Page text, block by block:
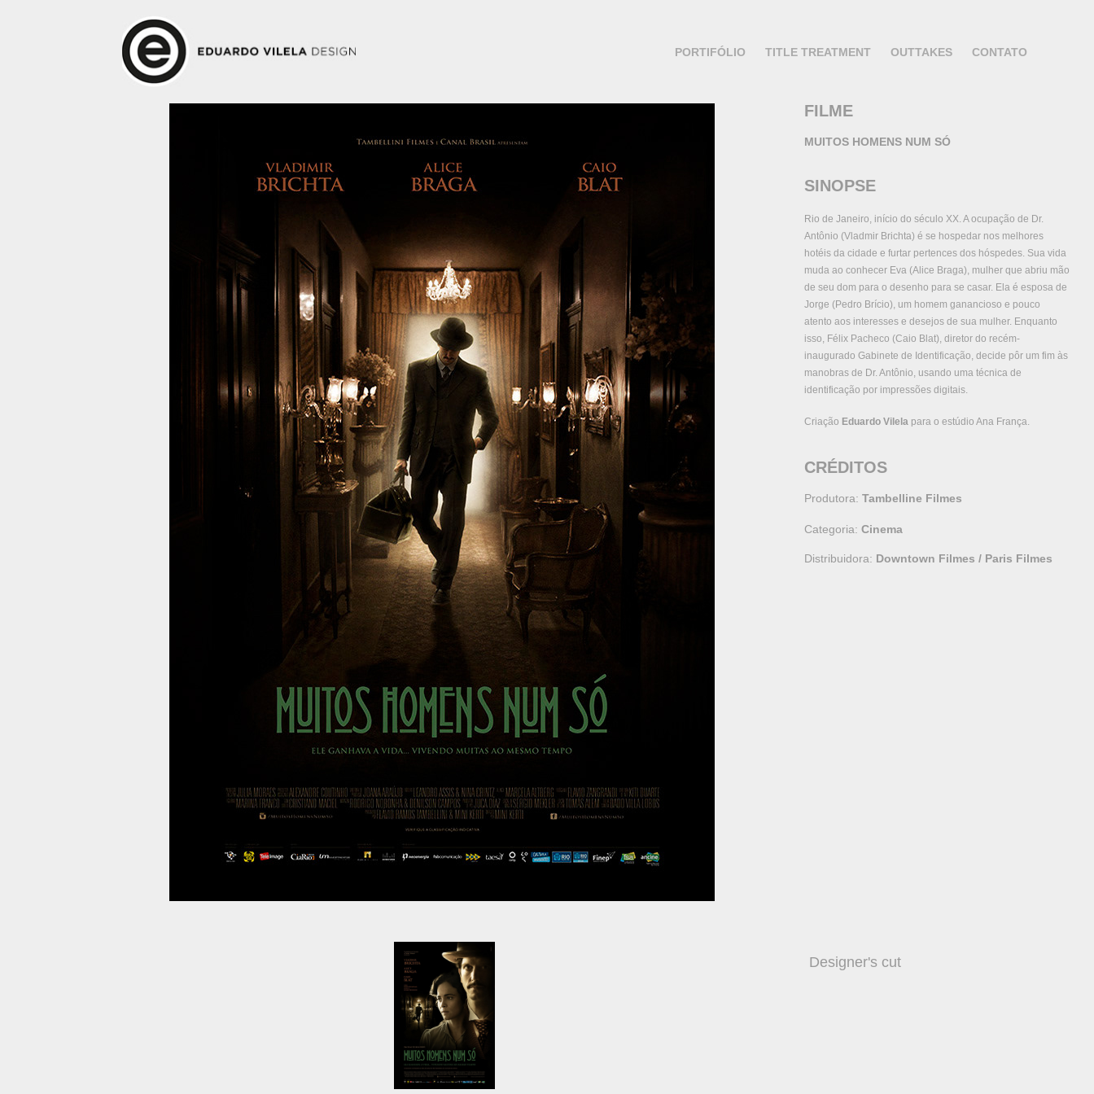
PORTIFÓLIO TITLE TREATMENT OUTTAKES CONTATO
FILME
MUITOS HOMENS NUM SÓ
SINOPSE
Rio de Janeiro, início do século XX. A ocupação de Dr.
Antônio (Vladmir Brichta) é se hospedar nos melhores
hotéis da cidade e furtar pertences dos hóspedes. Sua vida
muda ao conhecer Eva (Alice Braga), mulher que abriu mão
de seu dom para o desenho para se casar. Ela é esposa de
Jorge (Pedro Brício), um homem ganancioso e pouco
atento aos interesses e desejos de sua mulher. Enquanto
isso, Félix Pacheco (Caio Blat), diretor do recém-
inaugurado Gabinete de Identificação, decide pôr um fim às
manobras de Dr. Antônio, usando uma técnica de
identificação por impressões digitais.
Criação Eduardo Vilela para o estúdio Ana França.
CRÉDITOS
Produtora:Tambelline Filmes
Categoria:Cinema
Distribuidora: Downtown Filmes / Paris Filmes
Designer's cut